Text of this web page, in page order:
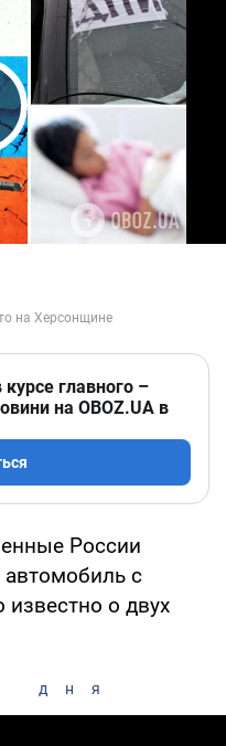
Video
главного –
на OBOZ.UA в
России
с
о двух
дня